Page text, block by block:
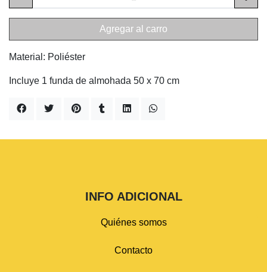
Agregar al carro
Material: Poliéster
Incluye 1 funda de almohada 50 x 70 cm
INFO ADICIONAL
Quiénes somos
Contacto